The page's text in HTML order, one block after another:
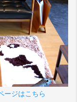
ージはこちら